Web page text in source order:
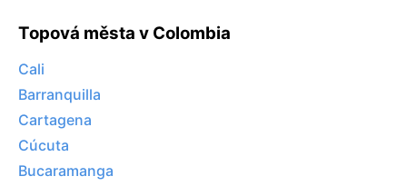
Topová města v Colombia
Cali
Barranquilla
Cartagena
Cúcuta
Bucaramanga